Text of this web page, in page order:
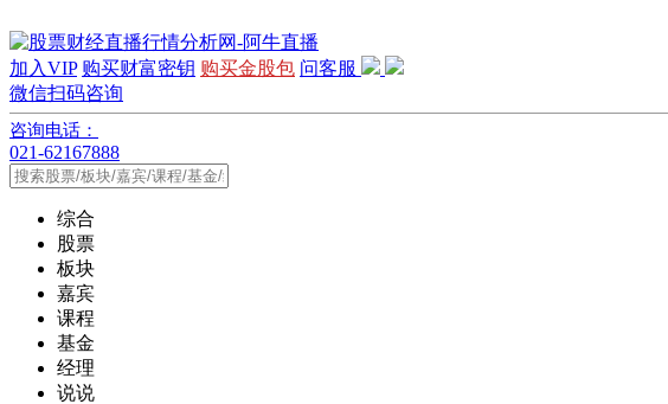
加入VIP 购买财富密钥 购买金股包 问客服
微信扫码咨询
咨询电话：
021-62167888
综合
股票
板块
嘉宾
课程
基金
经理
说说